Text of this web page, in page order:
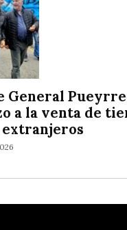
General
a la venta de